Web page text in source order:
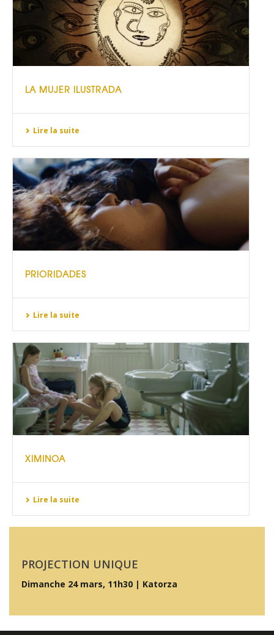
LA MUJER ILUSTRADA
Lire la suite
PRIORIDADES
Lire la suite
XIMINOA
Lire la suite
PROJECTION UNIQUE
Dimanche 24 mars, 11h30 | Katorza